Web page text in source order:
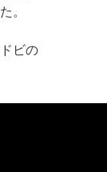
。
ビの